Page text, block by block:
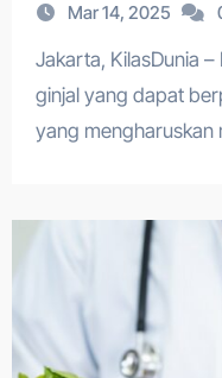
Mar 14, 2025
Jakarta, KilasDunia – Meskipun ada beberapa pasien
ginjal yang dapat
yang mengharuskan